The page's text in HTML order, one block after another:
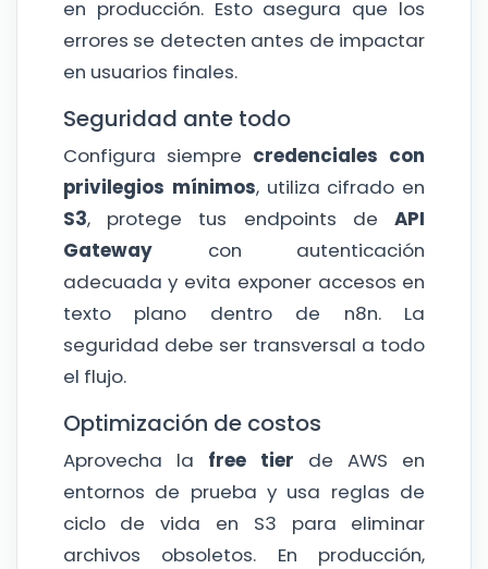
en producción. Esto asegura que los
errores se detecten antes de impactar
en usuarios finales.
Seguridad ante todo
Configura siempre credenciales con
privilegios mínimos, utiliza cifrado en
S3, protege tus endpoints deAPI
Gatewaycon autenticación
adecuada y evita exponer accesos en
texto plano dentro de n8n. La
seguridad debe ser transversal a todo
el flujo.
Optimización de costos
Aprovecha la free tier de AWS en
entornos de prueba y usa reglas de
ciclo de vida en S3 para eliminar
archivos obsoletos. En producción,